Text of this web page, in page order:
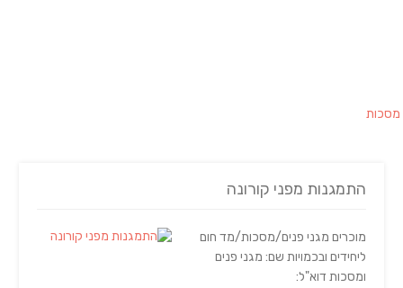
מסכות
התמגנות מפני קורונה
מוכרים מגני פנים/מסכות/מד חום
ליחידים ובכמויות שם: מגני פנים
ומסכות דוא"ל: